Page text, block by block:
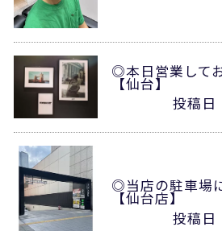
◎本日営業して
【仙台】
投稿日
◎当店の駐車場
【仙台店】
投稿日